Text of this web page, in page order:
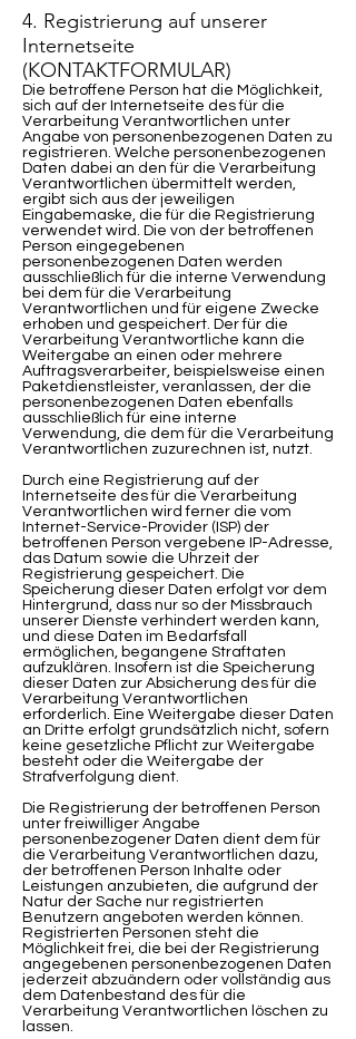
4. Registrierung auf unserer
Internetseite
(KONTAKTFORMULAR)
Die betroffene Person hat die Möglichkeit,
sich auf der Internetseite des für die
Verarbeitung Verantwortlichen unter
Angabe von personenbezogenen Daten zu
registrieren. Welche personenbezogenen
Daten dabei an den für die Verarbeitung
Verantwortlichen übermittelt werden,
ergibt sich aus der jeweiligen
Eingabemaske, die für die Registrierung
verwendet wird. Die von der betroffenen
Person eingegebenen
personenbezogenen Daten werden
ausschließlich für die interne Verwendung
bei dem für die Verarbeitung
Verantwortlichen und für eigene Zwecke
erhoben und gespeichert. Der für die
Verarbeitung Verantwortliche kann die
Weitergabe an einen oder mehrere
Auftragsverarbeiter, beispielsweise einen
Paketdienstleister, veranlassen, der die
personenbezogenen Daten ebenfalls
ausschließlich für eine interne
Verwendung, die dem für die Verarbeitung
Verantwortlichen zuzurechnen ist, nutzt.
Durch eine Registrierung auf der
Internetseite des für die Verarbeitung
Verantwortlichen wird ferner die vom
Internet-Service-Provider (ISP) der
betroffenen Person vergebene IP-Adresse,
das Datum sowie die Uhrzeit der
Registrierung gespeichert. Die
Speicherung dieser Daten erfolgt vor dem
Hintergrund, dass nur so der Missbrauch
unserer Dienste verhindert werden kann,
und diese Daten im Bedarfsfall
ermöglichen, begangene Straftaten
aufzuklären. Insofern ist die Speicherung
dieser Daten zur Absicherung des für die
Verarbeitung Verantwortlichen
erforderlich. Eine Weitergabe dieser Daten
an Dritte erfolgt grundsätzlich nicht, sofern
keine gesetzliche Pflicht zur Weitergabe
besteht oder die Weitergabe der
Strafverfolgung dient.
Die Registrierung der betroffenen Person
unter freiwilliger Angabe
personenbezogener Daten dient dem für
die Verarbeitung Verantwortlichen dazu,
der betroffenen Person Inhalte oder
Leistungen anzubieten, die aufgrund der
Natur der Sache nur registrierten
Benutzern angeboten werden können.
Registrierten Personen steht die
Möglichkeit frei, die bei der Registrierung
angegebenen personenbezogenen Daten
jederzeit abzuändern oder vollständig aus
dem Datenbestand des für die
Verarbeitung Verantwortlichen löschen zu
lassen.